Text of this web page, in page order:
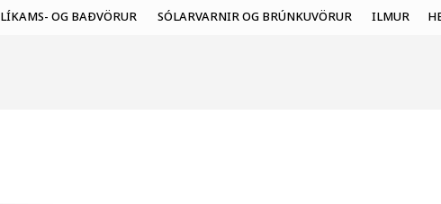
LÍKAMS- OG BAÐVÖRUR SÓLARVARNIR OG BRÚNKUVÖRUR ILMUR